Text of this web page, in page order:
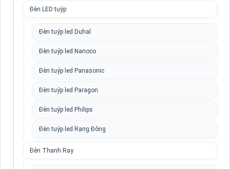
Đèn LED tuýp
Đèn tuýp led Duhal
Đèn tuýp led Nanoco
Đèn tuýp led Panasonic
Đèn tuýp led Paragon
Đèn tuýp led Philips
Đèn tuýp led Rạng Đông
Đèn Thanh Ray